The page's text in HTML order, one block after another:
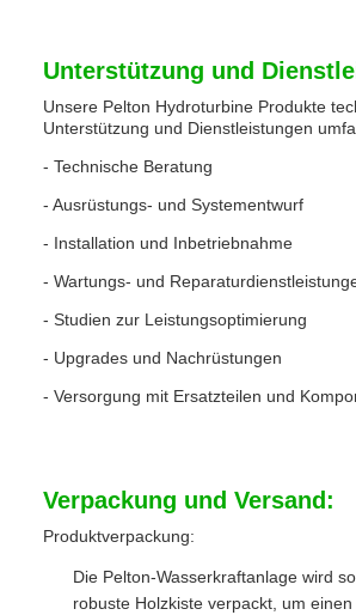
Unterstützung und
Unsere Pelton Hydroturbine Produkte
Unterstützung und Dienstleistungen
- Technische Beratung
- Ausrüstungs- und Systementwurf
- Installation und Inbetriebnahme
- Wartungs- und
- Studien zur Leistungsoptimierung
- Upgrades und Nachrüstungen
- Versorgung mit Ersatzteilen und
Verpackung und Versand:
Produktverpackung:
Die Pelton-Wasserkraftanlage wird
robuste Holzkiste verpackt, um